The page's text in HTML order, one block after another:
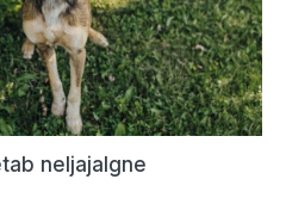
neljajalgne